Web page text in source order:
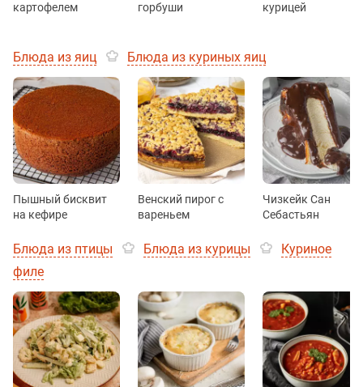
картофелем
горбуши
курицей
Блюда из яиц Блюда из куриных яиц
Пышный бисквит
на кефире
Венский пирог с
вареньем
Чизкейк Сан
Себастьян
Блюда из птицы Блюда из курицы
Куриное
филе